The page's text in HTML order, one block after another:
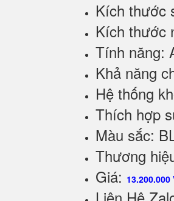
Kích thước
Kích thước
Tính năng:
Khả năng
Hệ thống
Thích hợp
Màu sắc:
Thương
Giá: 13.200.000